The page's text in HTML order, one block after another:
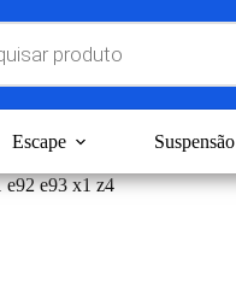
Escape Suspensão
e93 x1 z4